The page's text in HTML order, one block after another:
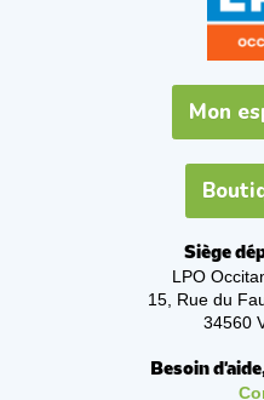
Mon
Siège
LPO
15, Rue du
34560
Besoin